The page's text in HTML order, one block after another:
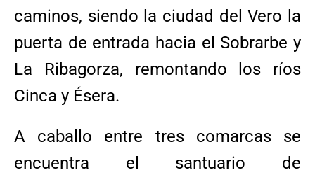
caminos, siendo la ciudad del Vero la
puerta de entrada hacia el Sobrarbe y
La Ribagorza, remontando los ríos
Cinca y Ésera.
A caballo entre tres comarcas se
encuentra el santuario de